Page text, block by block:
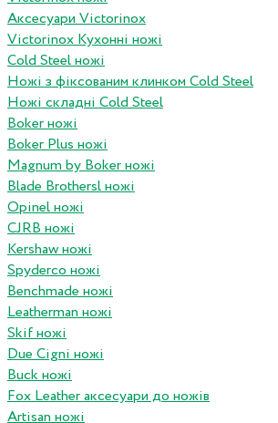
Аксесуари Victorinox
Victorinox Кухонні ножі
Cold Steel ножі
Ножі з фіксованим клинком Cold Steel
Ножі складні Cold Steel
Boker ножі
Boker Plus ножі
Magnum by Boker ножі
Blade Brothersl ножі
Opinel ножі
CJRB ножі
Kershaw ножі
Spyderco ножі
Benchmade ножі
Leatherman ножі
Skif ножі
Due Cigni ножі
Buck ножі
Fox Leather аксесуари до ножів
Artisan ножі